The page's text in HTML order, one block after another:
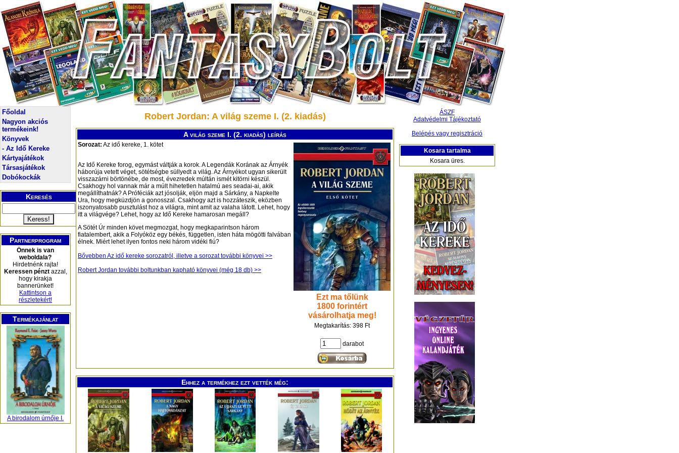
Főoldal
Nagyon akciós
termékeink!
Könyvek
- Az Idő Kereke
Kártyajátékok
Társasjátékok
Dobókockák
Keresés
Partnerprogram
Önnek is van
weboldala?
Hirdetnénk rajta!
Keressen pénztazzal,
hogy kirakja
bannerünket!
Kattintson a
részletekért!
Termékajánlat
A birodalom úrnője I.
Robert Jordan: A világ szeme I. (2. kiadás)
A világ szeme I. (2. kiadás) leírás
Ezt ma tőlünk
1800 forintért
vásárolhatja meg!
Megtakarítás: 398 Ft
darabot
Sorozat: Az idő kereke, 1. kötet
Az Idő Kereke forog, egymást váltják a korok. A Legendák Korának az Árnyék
háborúja vetett véget, sötétségbe süllyedt a világ. Az Árnyékot ugyan sikerült
visszazárni börtönébe, de most, évezredek múltán ismét kitörni készül.
Csakhogy hol vannak már a múlt hihetetlen hatalmú aes seadai-ai, akik
megállíthatnák? A Próféciák azt jósolják, eljön majd a Sárkány, a Napkelte
Ura, hogy megküzdjön a gonosszal. Csakhogy azt is hozzáteszik, eközben
iszonyatosabb pusztulást hoz a világra, mint amit az valaha látott. Lehet, hogy
itt a világvége? Lehet, hogy az Idő Kereke hamarosan megáll?
A Sötét Úr minden követ megmozgat, hogy megkaparintson három
fiatalembert, akik a Folyóköz egy békés, független, isten háta mögötti falvában
élnek. Miért lehet ilyen fontos neki három vidéki fiú?
Bővebben Az idő kereke sorozatról, illetve a sorozat további könyvei >>
Robert Jordan további boltunkban kapható könyvei (még 18 db) >>
Ehhez a termékhez ezt vették még:
ÁSZF
Adatvédelmi Tájékoztató
Belépés vagy regisztráció
Kosara tartalma
Kosara üres.